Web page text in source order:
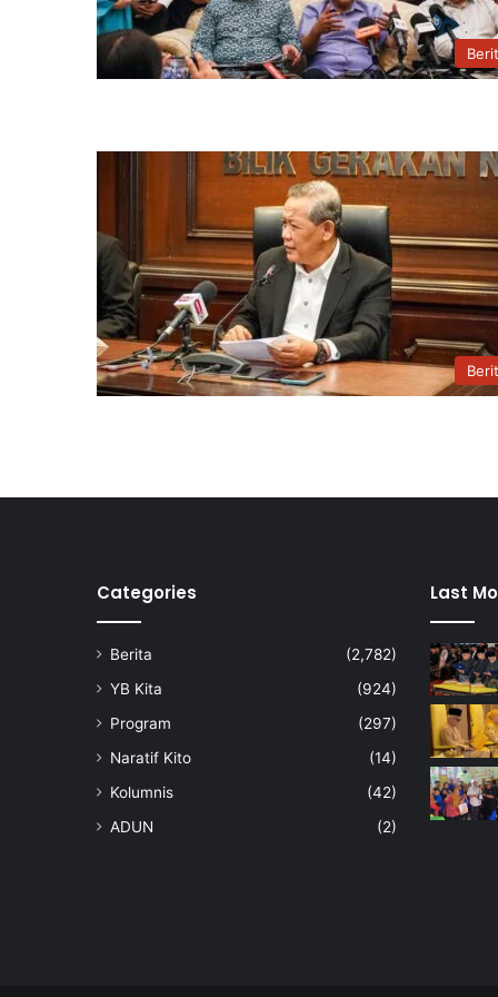
Categories
Berita
(2,782)
YB Kita
(924)
Program
(297)
Naratif Kito
(14)
Kolumnis
(42)
ADUN
(2)
Last